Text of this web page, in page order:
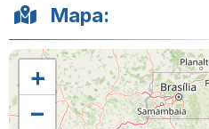
Mapa:
+
−